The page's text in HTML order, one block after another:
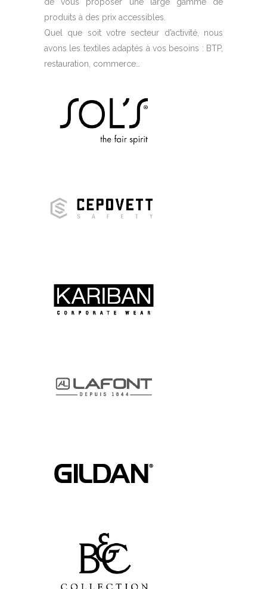
produits à des prix accessibles.
Quel que soit votre secteur d’activité, nous
avons les textiles adaptés à vos besoins : BTP,
restauration, commerce…